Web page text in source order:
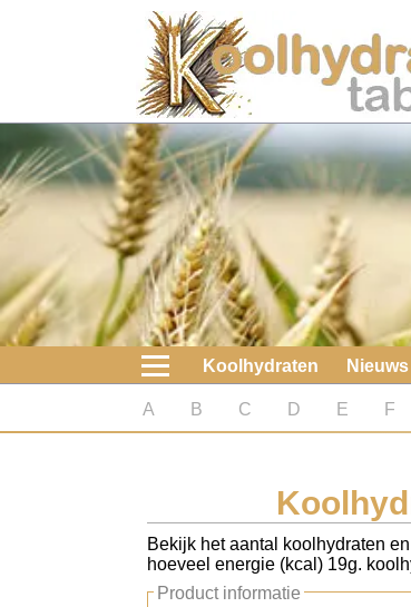
Koolhydraten
Nieuws
Koolhydraatarme diëten
Boeken
koolhydraatarme diëten
Diabetes test
Koolhydraten tellen
Koolhydraten Nieuws
A B C D E F
Bekijk het aantal koolhydraten
hoeveel energie (kcal) 19g.
Product informatie